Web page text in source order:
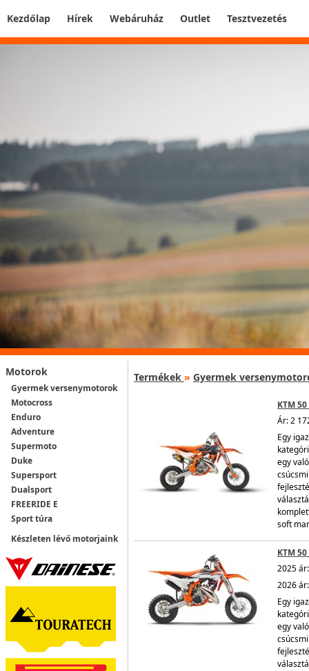
Kezdőlap Hírek Webáruház Outlet Tesztvezetés
Motorok
Gyermek versenymotorok
Motocross
Enduro
Adventure
Supermoto
Duke
Supersport
Dualsport
FREERIDE E
Sport túra
Készleten lévő motorjaink
Termékek » Gyermek
KTM
Ár: 2
Egy
egy
soft
KTM
2025
2026
Egy
egy